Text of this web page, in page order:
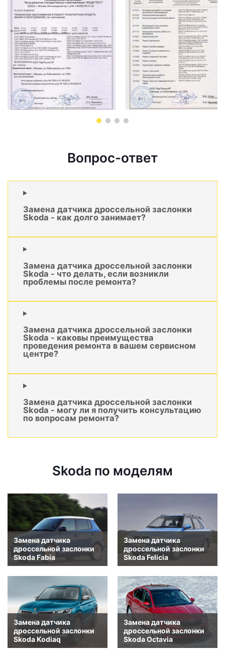
Вопрос-ответ
Замена датчика дроссельной заслонки
Skoda - как долго занимает?
Замена датчика дроссельной заслонки
Skoda - что делать, если возникли
проблемы после ремонта?
Замена датчика дроссельной заслонки
Skoda - каковы преимущества
проведения ремонта в вашем сервисном
центре?
Замена датчика дроссельной заслонки
Skoda - могу ли я получить консультацию
по вопросам ремонта?
Skoda по моделям
Замена датчика
дроссельной заслонки
Skoda Fabia
Замена датчика
дроссельной заслонки
Skoda Felicia
Замена датчика
дроссельной заслонки
Skoda Kodiaq
Замена датчика
дроссельной заслонки
Skoda Octavia